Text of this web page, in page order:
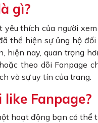
gì?
yêu thích của người
thể hiện sự ủng hộ
hiện nay, quan trọng
theo dõi Fanpage
và sự uy tín của trang.
like Fanpage?
hoạt động bạn có